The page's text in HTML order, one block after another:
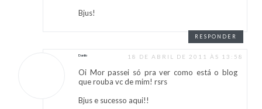
Bjus!
RESPONDER
Danilo 18 DE ABRIL DE 2011 ÀS 13:58
Oi Mor passei só pra ver como está o blog
que rouba vc de mim! rsrs
Bjus e sucesso aqui!!